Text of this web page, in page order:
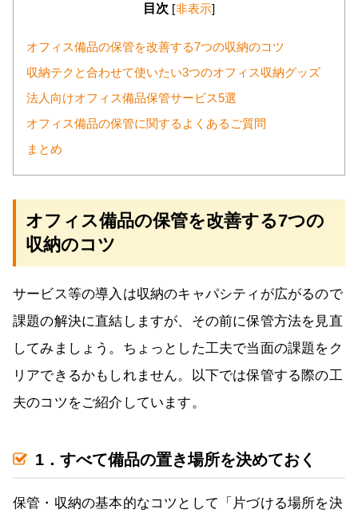
目次 [非表示]
オフィス備品の保管を改善する7つの収納のコツ
収納テクと合わせて使いたい3つのオフィス収納グッズ
法人向けオフィス備品保管サービス5選
オフィス備品の保管に関するよくあるご質問
まとめ
オフィス備品の保管を改善する7つの
収納のコツ
サービス等の導入は収納のキャパシティが広がるので
課題の解決に直結しますが、その前に保管方法を見直
してみましょう。ちょっとした工夫で当面の課題をク
リアできるかもしれません。以下では保管する際の工
夫のコツをご紹介しています。
1．すべて備品の置き場所を決めておく
保管・収納の基本的なコツとして「片づける場所を決